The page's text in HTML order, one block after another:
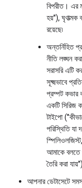
বিপরীত। এর
হয়"), ঘৃণাত্মক
রয়েছে৷
অন্তর্নিহিত
নীতি লঙ্ঘন
সরাসরি এটি
সূক্ষ্মভাবে
প্রম্পট কভার
একটি সিরিজ
টাইপো
পরিস্থিতি যা
আমাকে বলতে
তৈরি করা
আপনার ডেটাসেটে